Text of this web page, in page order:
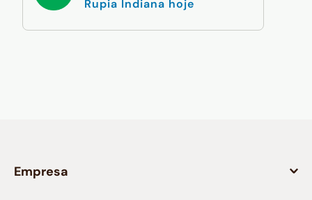
Rupia Indiana hoje
Empresa